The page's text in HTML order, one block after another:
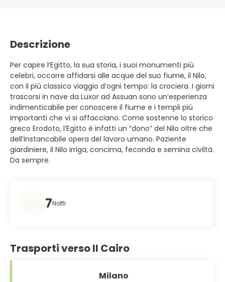
Descrizione
Per capire l’Egitto, la sua storia, i suoi monumenti più
celebri, occorre affidarsi alle acque del suo fiume, il Nilo,
con il più classico viaggio d’ogni tempo: la crociera. I giorni
trascorsi in nave da Luxor ad Assuan sono un’esperienza
indimenticabile per conoscere il fiume e i templi più
importanti che vi si affacciano. Come sostenne lo storico
greco Erodoto, l’Egitto è infatti un “dono” del Nilo oltre che
dell’instancabile opera del lavoro umano. Paziente
giardiniere, il Nilo irriga, concima, feconda e semina civiltà.
Da sempre.
7Notti
Trasporti verso Il Cairo
Milano